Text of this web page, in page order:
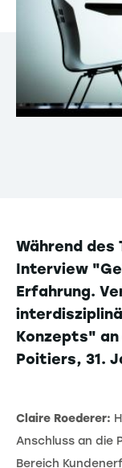
Während
Interview
Erfahrung.
Konzepts" an
Poitiers, 31.
Claire Roederer:
Anschluss an die
Bereich